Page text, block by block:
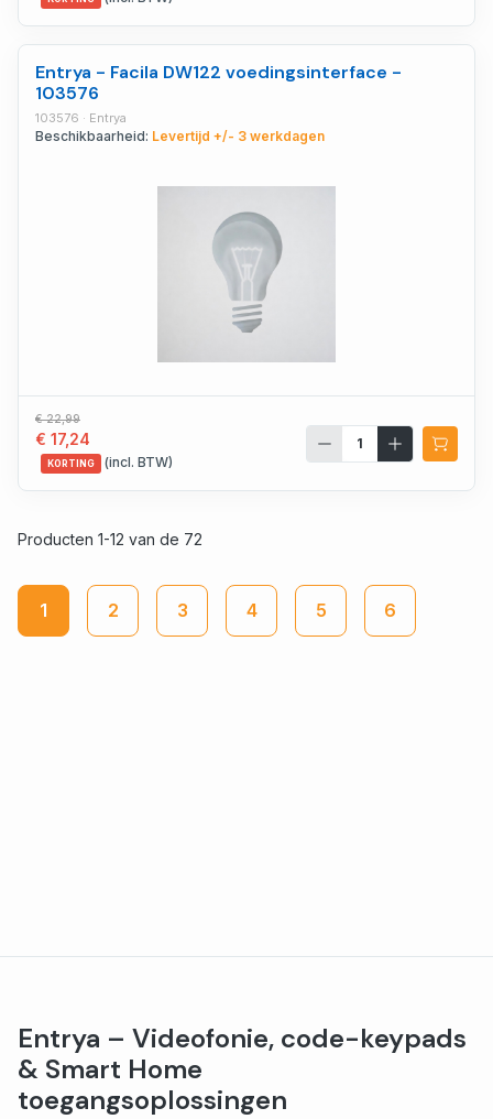
Entrya - Facila DW122 voedingsinterface -
103576
103576 · Entrya
Beschikbaarheid: Levertijd +/- 3 werkdagen
€ 22,99
€ 17,24
KORTING (incl. BTW)
Producten 1-12 van de 72
1 2 3 4 5 6
Entrya – Videofonie, code-keypads
& Smart Home
toegangsoplossingen